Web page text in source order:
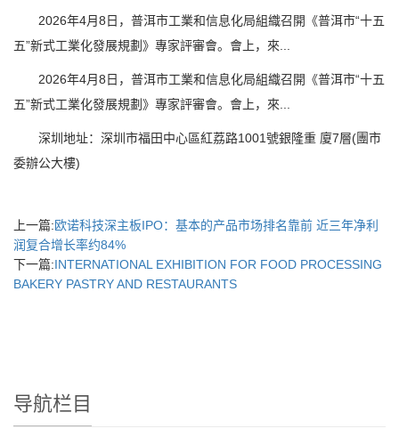
2026年4月8日，普洱市工業和信息化局組織召開《普洱市“十五
五”新式工業化發展規劃》專家評審會。會上，來...
2026年4月8日，普洱市工業和信息化局組織召開《普洱市“十五
五”新式工業化發展規劃》專家評審會。會上，來...
深圳地址：深圳市福田中心區紅荔路1001號銀隆重 廈7層(團市
委辦公大樓)
上一篇:欧诺科技深主板IPO：基本的产品市场排名靠前 近三年净利
润复合增长率约84%
下一篇:INTERNATIONAL EXHIBITION FOR FOOD PROCESSING
BAKERY PASTRY AND RESTAURANTS
导航栏目